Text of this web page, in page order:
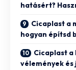
hatásért?
Cicaplast a
hogyan építsd
Cicaplast a
vélemények